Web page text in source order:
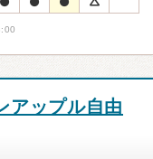
アップル自由